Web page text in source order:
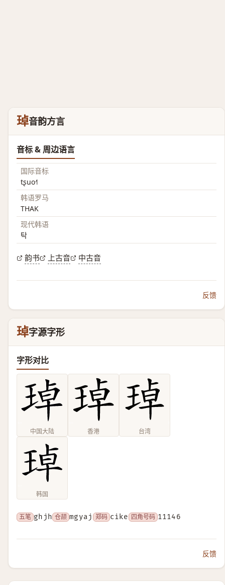
琸音韵方言
音标 & 周边语言
国际音标
tʂuo˧˥
韩语罗马
THAK
现代韩语
탁
韵书 上古音 中古音
反馈
琸字源字形
字形对比
中国大陆 香港 台湾
韩国
五笔 ghjh 仓颉 mgyaj 郑码 cike 四角号码 11146
反馈